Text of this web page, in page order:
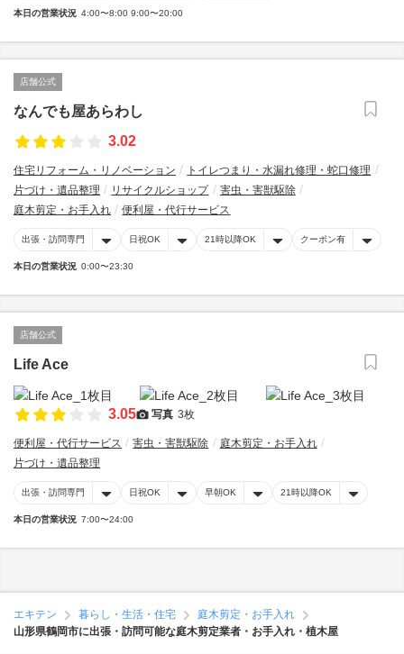
本日の営業状況 4:00〜8:00 9:00〜20:00
店舗公式
なんでも屋あらわし
3.02
住宅リフォーム・リノベーション
トイレつまり・水漏れ修理・蛇口修理
片づけ・遺品整理
リサイクルショップ
害虫・害獣駆除
庭木剪定・お手入れ
便利屋・代行サービス
出張・訪問専門 日祝OK 21時以降OK クーポン有
本日の営業状況 0:00〜23:30
店舗公式
Life Ace
3.05 写真 3枚
便利屋・代行サービス 害虫・害獣駆除
庭木剪定・お手入れ
片づけ・遺品整理
出張・訪問専門 日祝OK 早朝OK 21時以降OK
本日の営業状況 7:00〜24:00
エキテン 暮らし・生活・住宅
庭木剪定・お手入れ
山形県鶴岡市に出張・訪問可能な庭木剪定業者・お手入れ・植木屋